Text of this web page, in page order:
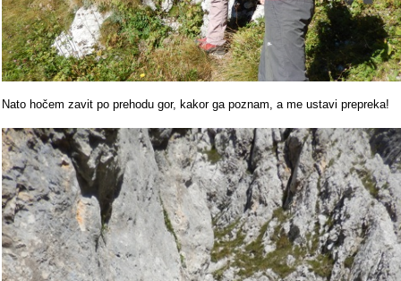
Nato hočem zavit po prehodu gor, kakor ga poznam, a me ustavi prepreka!